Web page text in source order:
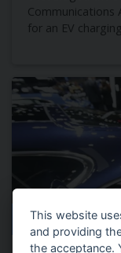
Communications
for an EV
28 Febuary
This website
and providing
the acceptance.